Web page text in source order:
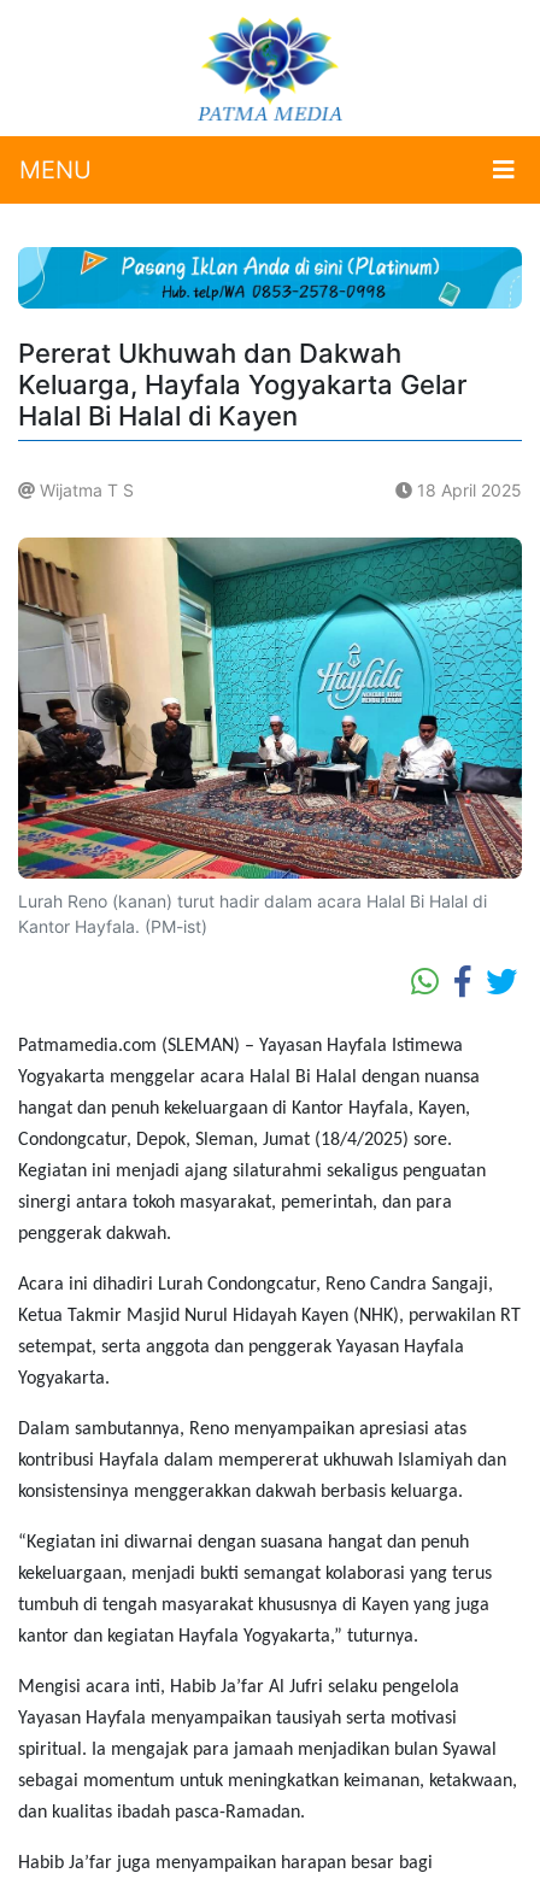
MENU
Pererat Ukhuwah dan Dakwah
Keluarga, Hayfala Yogyakarta Gelar
Halal Bi Halal di Kayen
Wijatma T S 18 April 2025
Lurah Reno (kanan) turut hadir dalam acara Halal Bi Halal di
Kantor Hayfala. (PM-ist)
Patmamedia.com (SLEMAN) – Yayasan Hayfala Istimewa
Yogyakarta menggelar acara Halal Bi Halal dengan nuansa
hangat dan penuh kekeluargaan di Kantor Hayfala, Kayen,
Condongcatur, Depok, Sleman, Jumat (18/4/2025) sore.
Kegiatan ini menjadi ajang silaturahmi sekaligus penguatan
sinergi antara tokoh masyarakat, pemerintah, dan para
penggerak dakwah.
Acara ini dihadiri Lurah Condongcatur, Reno Candra Sangaji,
Ketua Takmir Masjid Nurul Hidayah Kayen (NHK), perwakilan RT
setempat, serta anggota dan penggerak Yayasan Hayfala
Yogyakarta.
Dalam sambutannya, Reno menyampaikan apresiasi atas
kontribusi Hayfala dalam mempererat ukhuwah Islamiyah dan
konsistensinya menggerakkan dakwah berbasis keluarga.
“Kegiatan ini diwarnai dengan suasana hangat dan penuh
kekeluargaan, menjadi bukti semangat kolaborasi yang terus
tumbuh di tengah masyarakat khususnya di Kayen yang juga
kantor dan kegiatan Hayfala Yogyakarta,” tuturnya.
Mengisi acara inti, Habib Ja’far Al Jufri selaku pengelola
Yayasan Hayfala menyampaikan tausiyah serta motivasi
spiritual. Ia mengajak para jamaah menjadikan bulan Syawal
sebagai momentum untuk meningkatkan keimanan, ketakwaan,
dan kualitas ibadah pasca-Ramadan.
Habib Ja’far juga menyampaikan harapan besar bagi